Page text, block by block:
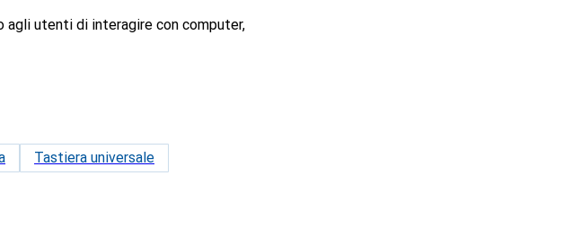
utenti di interagire con computer,
Tastiera universale